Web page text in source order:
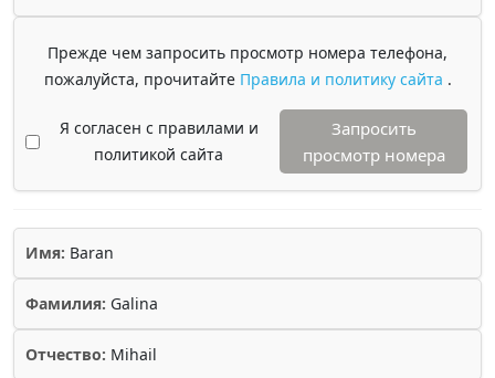
Прежде чем запросить просмотр номера телефона,
пожалуйста, прочитайте Правила и политику сайта .
Я согласен с правилами и
политикой сайта
Запросить
просмотр номера
Имя: Baran
Фамилия: Galina
Отчество: Mihail